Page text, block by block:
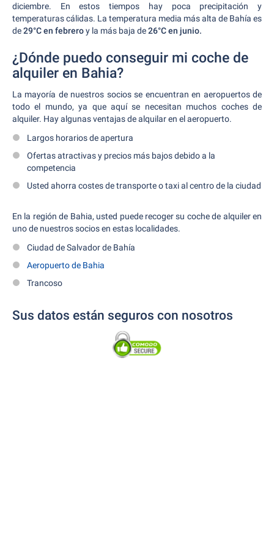
diciembre. En estos tiempos hay poca precipitación y
temperaturas cálidas. La temperatura media más alta de Bahía es
de29°C en febreroy la más baja de26°C en junio.
¿Dónde puedo conseguir mi coche de
alquiler en Bahia?
La mayoría de nuestros socios se encuentran en aeropuertos de
todo el mundo, ya que aquí se necesitan muchos coches de
alquiler. Hay algunas ventajas de alquilar en el aeropuerto.
Largos horarios de apertura
Ofertas atractivas y precios más bajos debido a la
competencia
Usted ahorra costes de transporte o taxi al centro de la ciudad
En la región de Bahia, usted puede recoger su coche de alquiler en
uno de nuestros socios en estas localidades.
Ciudad de Salvador de Bahía
Aeropuerto de Bahia
Trancoso
Sus datos están seguros con nosotros